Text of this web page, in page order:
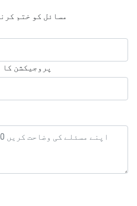
مسائل کو ختم
پروجیکشن